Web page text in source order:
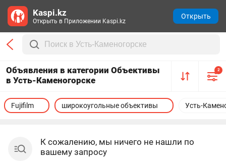
Объявления в категории Объективы
в Усть-Каменогорске
2
Усть-
Fujifilm широкоугольные объективы
К сожалению, мы ничего не нашли по
вашему запросу
Kaspi.kz
Открыть в Приложении Kaspi.kz
Открыть